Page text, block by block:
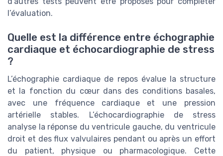
l’évaluation.
Quelle est la différence entre échographie
cardiaque et échocardiographie de stress
?
L’échographie cardiaque de repos évalue la structure
et la fonction du cœur dans des conditions basales,
avec une fréquence cardiaque et une pression
artérielle stables. L’échocardiographie de stress
analyse la réponse du ventricule gauche, du ventricule
droit et des flux valvulaires pendant ou après un effort
du patient, physique ou pharmacologique. Cette